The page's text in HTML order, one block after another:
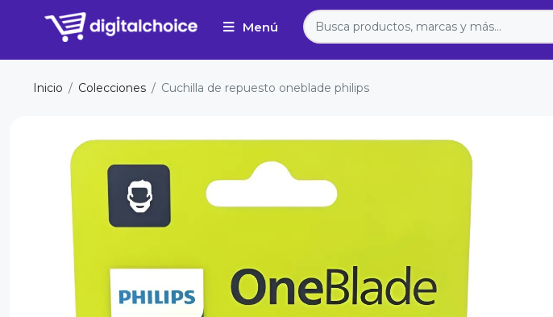
Inicio Colecciones Cuchilla de repuesto oneblade philips